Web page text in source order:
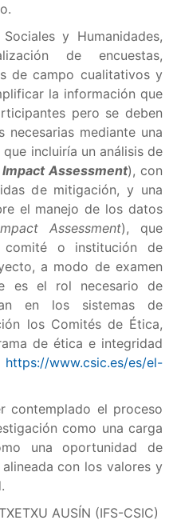
y Humanidades,
de encuestas,
de campo cualitativos y
la información que
pero se deben
necesarias mediante una
incluiría un análisis de
Impact Assessment), con
de mitigación, y una
el manejo de los datos
Assessment), que
comité o institución de
a modo de examen
es el rol necesario de
en los sistemas de
los Comités de Ética,
de ética e integridad
https://www.csic.es/es/el-
contemplado el proceso
como una carga
una oportunidad de
con los valores y
TXETXU AUSÍN (IFS-CSIC)